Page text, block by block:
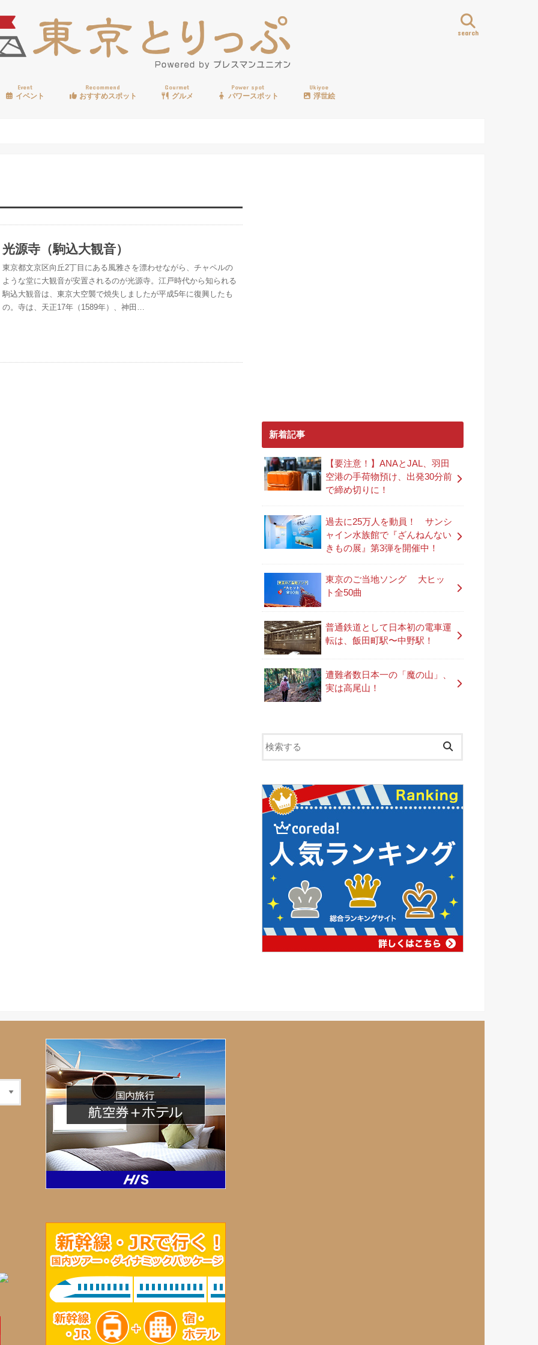
search
Event
イベント
Recommend
おすすめスポット
Gourmet
グルメ
Power spot
パワースポット
Ukiyoe
浮世絵
光源寺（駒込大観音）
東京都文京区向丘2丁目にある風雅さを漂わせながら、チャペルの
ような堂に大観音が安置されるのが光源寺。江戸時代から知られる
駒込大観音は、東京大空襲で焼失しましたが平成5年に復興したも
の。寺は、天正17年（1589年）、神田…
新着記事
【要注意！】ANAとJAL、羽田
空港の手荷物預け、出発30分前
で締め切りに！
過去に25万人を動員！ サンシ
ャイン水族館で『ざんねんない
きもの展』第3弾を開催中！
東京のご当地ソング 大ヒッ
ト全50曲
普通鉄道として日本初の電車運
転は、飯田町駅〜中野駅！
遭難者数日本一の「魔の山」、
実は高尾山！